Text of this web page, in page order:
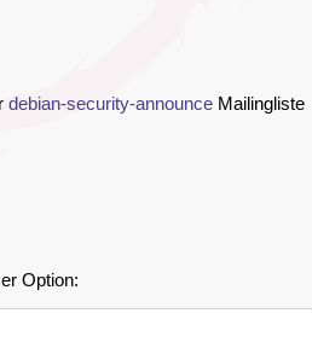
debian-security-announce Mailingliste
Option: